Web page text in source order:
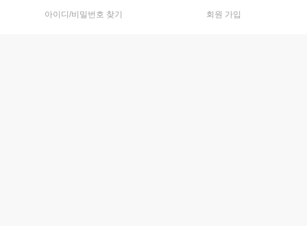
아이디/비밀번호 찾기 회원 가입